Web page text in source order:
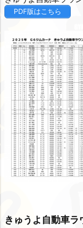
PDF版はこちら
きゅうよ自動車